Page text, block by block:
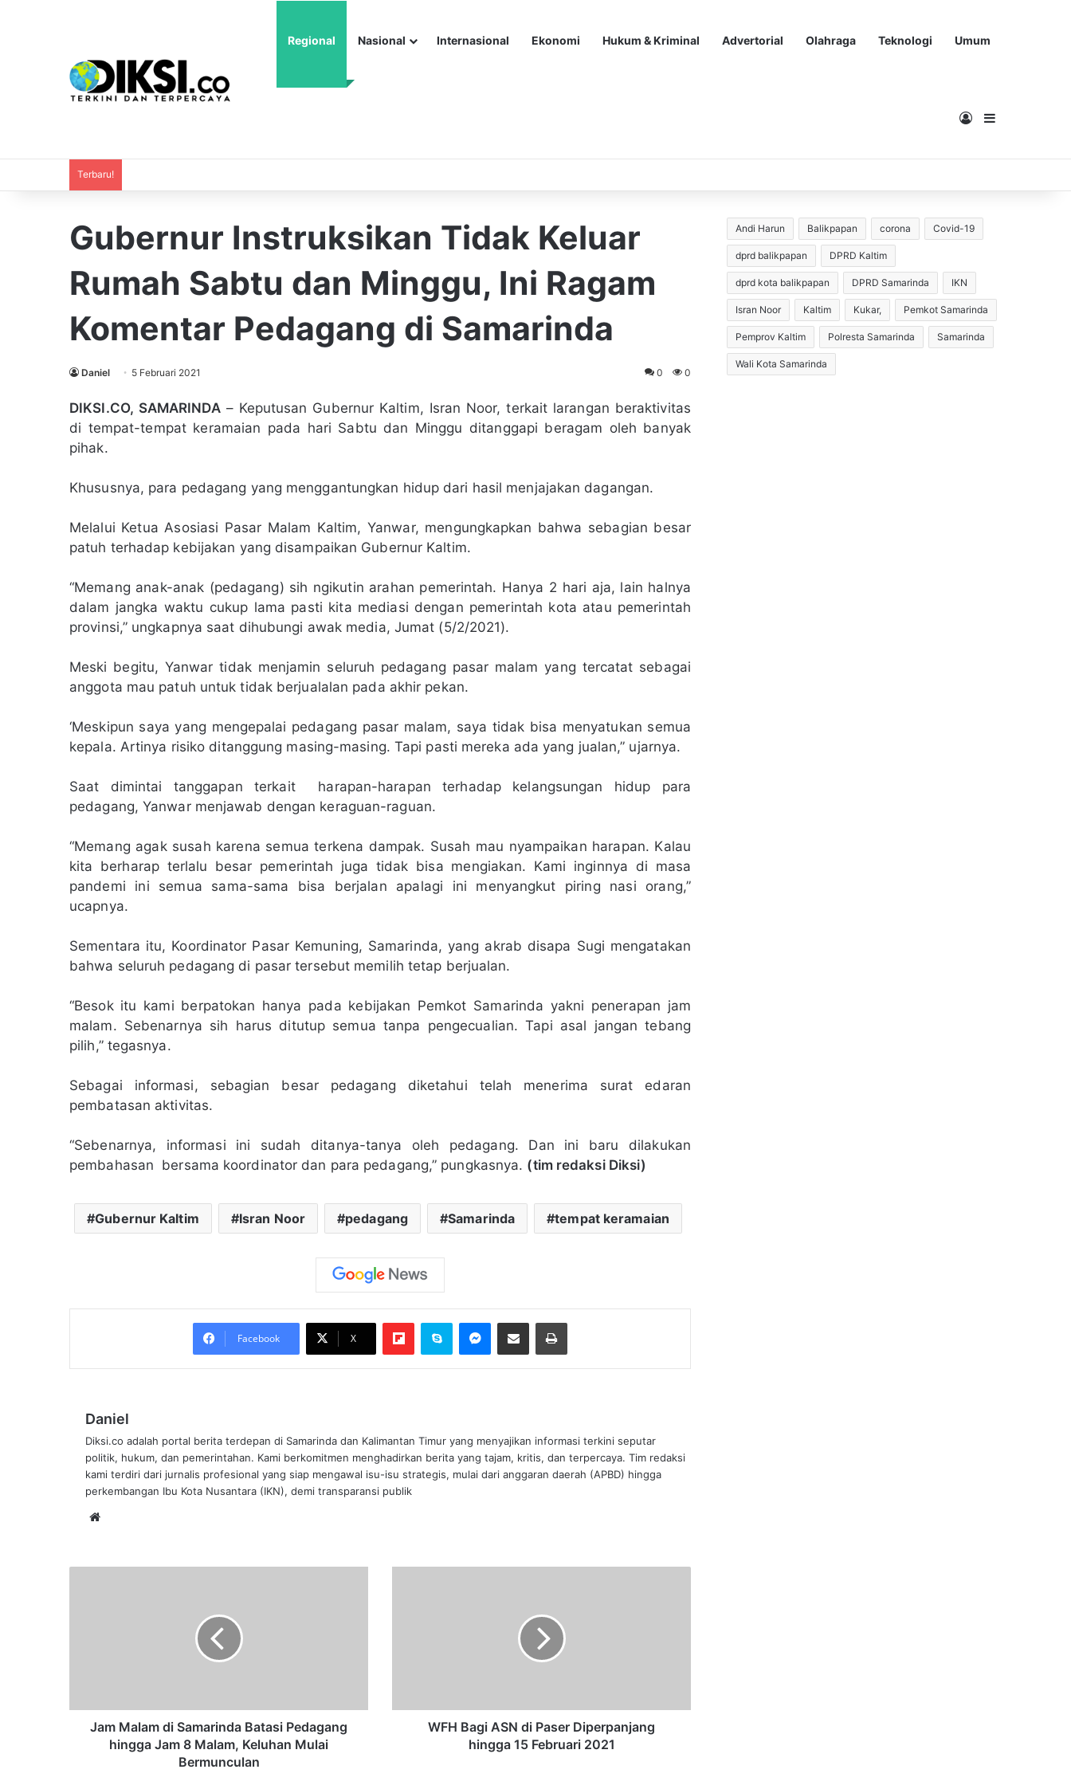
Regional Nasional Internasional Ekonomi Hukum & Kriminal Advertorial Olahraga Teknologi Umum
MasukSidebar
Terbaru!
Gubernur Instruksikan Tidak Keluar
Rumah Sabtu dan Minggu, Ini Ragam
Komentar Pedagang di Samarinda
Daniel 5 Februari 2021 0 0
DIKSI.CO, SAMARINDA– Keputusan Gubernur Kaltim, Isran Noor, terkait larangan beraktivitas
di tempat-tempat keramaian pada hari Sabtu dan Minggu ditanggapi beragam oleh banyak
pihak.
Khususnya, para pedagang yang menggantungkan hidup dari hasil menjajakan dagangan.
Melalui Ketua Asosiasi Pasar Malam Kaltim, Yanwar, mengungkapkan bahwa sebagian besar
patuh terhadap kebijakan yang disampaikan Gubernur Kaltim.
“Memang anak-anak (pedagang) sih ngikutin arahan pemerintah. Hanya 2 hari aja, lain halnya
dalam jangka waktu cukup lama pasti kita mediasi dengan pemerintah kota atau pemerintah
provinsi,” ungkapnya saat dihubungi awak media, Jumat (5/2/2021).
Meski begitu, Yanwar tidak menjamin seluruh pedagang pasar malam yang tercatat sebagai
anggota mau patuh untuk tidak berjualalan pada akhir pekan.
‘Meskipun saya yang mengepalai pedagang pasar malam, saya tidak bisa menyatukan semua
kepala. Artinya risiko ditanggung masing-masing. Tapi pasti mereka ada yang jualan,” ujarnya.
Saat dimintai tanggapan terkait harapan-harapan terhadap kelangsungan hidup para
pedagang, Yanwar menjawab dengan keraguan-raguan.
“Memang agak susah karena semua terkena dampak. Susah mau nyampaikan harapan. Kalau
kita berharap terlalu besar pemerintah juga tidak bisa mengiakan. Kami inginnya di masa
pandemi ini semua sama-sama bisa berjalan apalagi ini menyangkut piring nasi orang,”
ucapnya.
Sementara itu, Koordinator Pasar Kemuning, Samarinda, yang akrab disapa Sugi mengatakan
bahwa seluruh pedagang di pasar tersebut memilih tetap berjualan.
“Besok itu kami berpatokan hanya pada kebijakan Pemkot Samarinda yakni penerapan jam
malam. Sebenarnya sih harus ditutup semua tanpa pengecualian. Tapi asal jangan tebang
pilih,” tegasnya.
Sebagai informasi, sebagian besar pedagang diketahui telah menerima surat edaran
pembatasan aktivitas.
“Sebenarnya, informasi ini sudah ditanya-tanya oleh pedagang. Dan ini baru dilakukan
pembahasan bersama koordinator dan para pedagang,” pungkasnya. (tim redaksi Diksi)
Gubernur Kaltim Isran Noor pedagang Samarinda tempat keramaian
Facebook X
FlipboardSkype Messenger
Bagikan melalui Email Cetak
Daniel
Diksi.co adalah portal berita terdepan di Samarinda dan Kalimantan Timur yang menyajikan informasi terkini seputar
politik, hukum, dan pemerintahan. Kami berkomitmen menghadirkan berita yang tajam, kritis, dan terpercaya. Tim redaksi
kami terdiri dari jurnalis profesional yang siap mengawal isu-isu strategis, mulai dari anggaran daerah (APBD) hingga
perkembangan Ibu Kota Nusantara (IKN), demi transparansi publik
8
Malam,Jam Malam di Samarinda Batasi Pedagang
hingga Jam 8 Malam, Keluhan Mulai
Bermunculan
Februari
WFH Bagi ASN di Paser Diperpanjang
hingga 15 Februari 2021
Andi Harun Balikpapan corona Covid-19
dprd balikpapan DPRD Kaltim
dprd kota balikpapan DPRD Samarinda IKN
Isran Noor Kaltim Kukar, Pemkot Samarinda
Pemprov Kaltim Polresta Samarinda Samarinda
Wali Kota Samarinda